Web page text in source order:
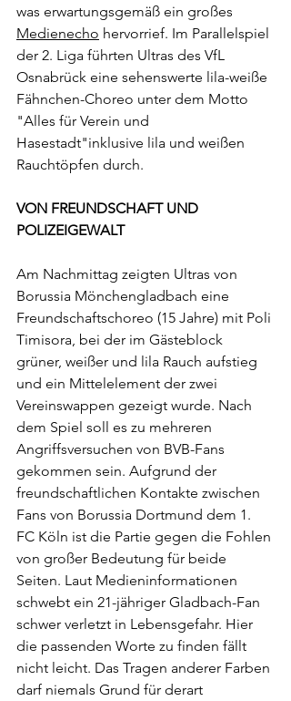
was erwartungsgemäß ein großes
Medienecho hervorrief. Im Parallelspiel
der 2. Liga führten Ultras des VfL
Osnabrück eine sehenswerte lila-weiße
Fähnchen-Choreo unter dem Motto
"Alles für Verein und
Hasestadt"inklusive lila und weißen
Rauchtöpfen durch.
VON FREUNDSCHAFT UND
POLIZEIGEWALT
Am Nachmittag zeigten Ultras von
Borussia Mönchengladbach eine
Freundschaftschoreo (15 Jahre) mit Poli
Timisora, bei der im Gästeblock
grüner, weißer und lila Rauch aufstieg
und ein Mittelelement der zwei
Vereinswappen gezeigt wurde. Nach
dem Spiel soll es zu mehreren
Angriffsversuchen von BVB-Fans
gekommen sein. Aufgrund der
freundschaftlichen Kontakte zwischen
Fans von Borussia Dortmund dem 1.
FC Köln ist die Partie gegen die Fohlen
von großer Bedeutung für beide
Seiten. Laut Medieninformationen
schwebt ein 21-jähriger Gladbach-Fan
schwer verletzt in Lebensgefahr. Hier
die passenden Worte zu finden fällt
nicht leicht. Das Tragen anderer Farben
darf niemals Grund für derart